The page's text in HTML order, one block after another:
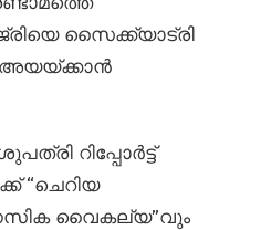
സൈക്ക്യാട്രി
അയയ്ക്കാൻ
റിപ്പോർട്ട്
“ചെറിയ
വൈകല്യ”വും